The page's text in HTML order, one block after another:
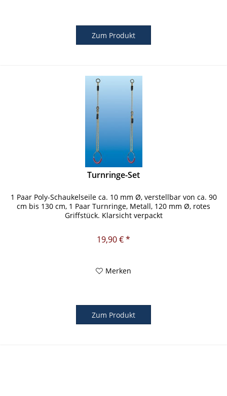
Zum Produkt
Turnringe-Set
1 Paar Poly-Schaukelseile ca. 10 mm Ø, verstellbar von ca. 90
cm bis 130 cm, 1 Paar Turnringe, Metall, 120 mm Ø, rotes
Griffstück. Klarsicht verpackt
19,90 € *
Merken
Zum Produkt